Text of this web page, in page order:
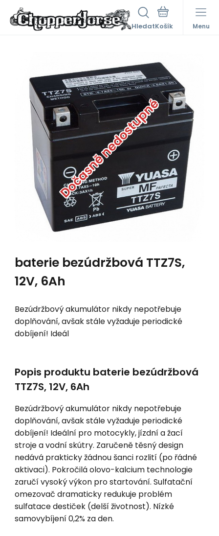
Hledat Menu
Dočasně nedostupné
baterie bezúdržbová TTZ7S,
12V, 6Ah
Bezúdržbový akumulátor nikdy nepotřebuje
doplňování, avšak stále vyžaduje periodické
dobíjení! Ideál
Popis produktu baterie bezúdržbová
TTZ7S, 12V, 6Ah
Bezúdržbový akumulátor nikdy nepotřebuje
doplňování, avšak stále vyžaduje periodické
dobíjení! Ideální pro motocykly, jízdní a žací
stroje a vodní skútry. Zaručeně těsný design
nedává prakticky žádnou šanci rozlití (po řádné
aktivaci). Pokročilá olovo-kalcium technologie
zaručí vysoký výkon pro startování. Sulfatační
omezovač dramaticky redukuje problém
sulfatace destiček (delší životnost). Nízké
samovybíjení 0,2% za den.